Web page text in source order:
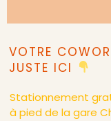
VOTRE
JUSTE ICI
Stationnement
à pied de la gare